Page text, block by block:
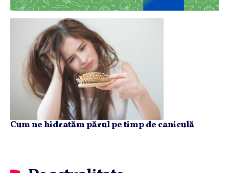
Cum ne hidratăm părul pe timp de caniculă